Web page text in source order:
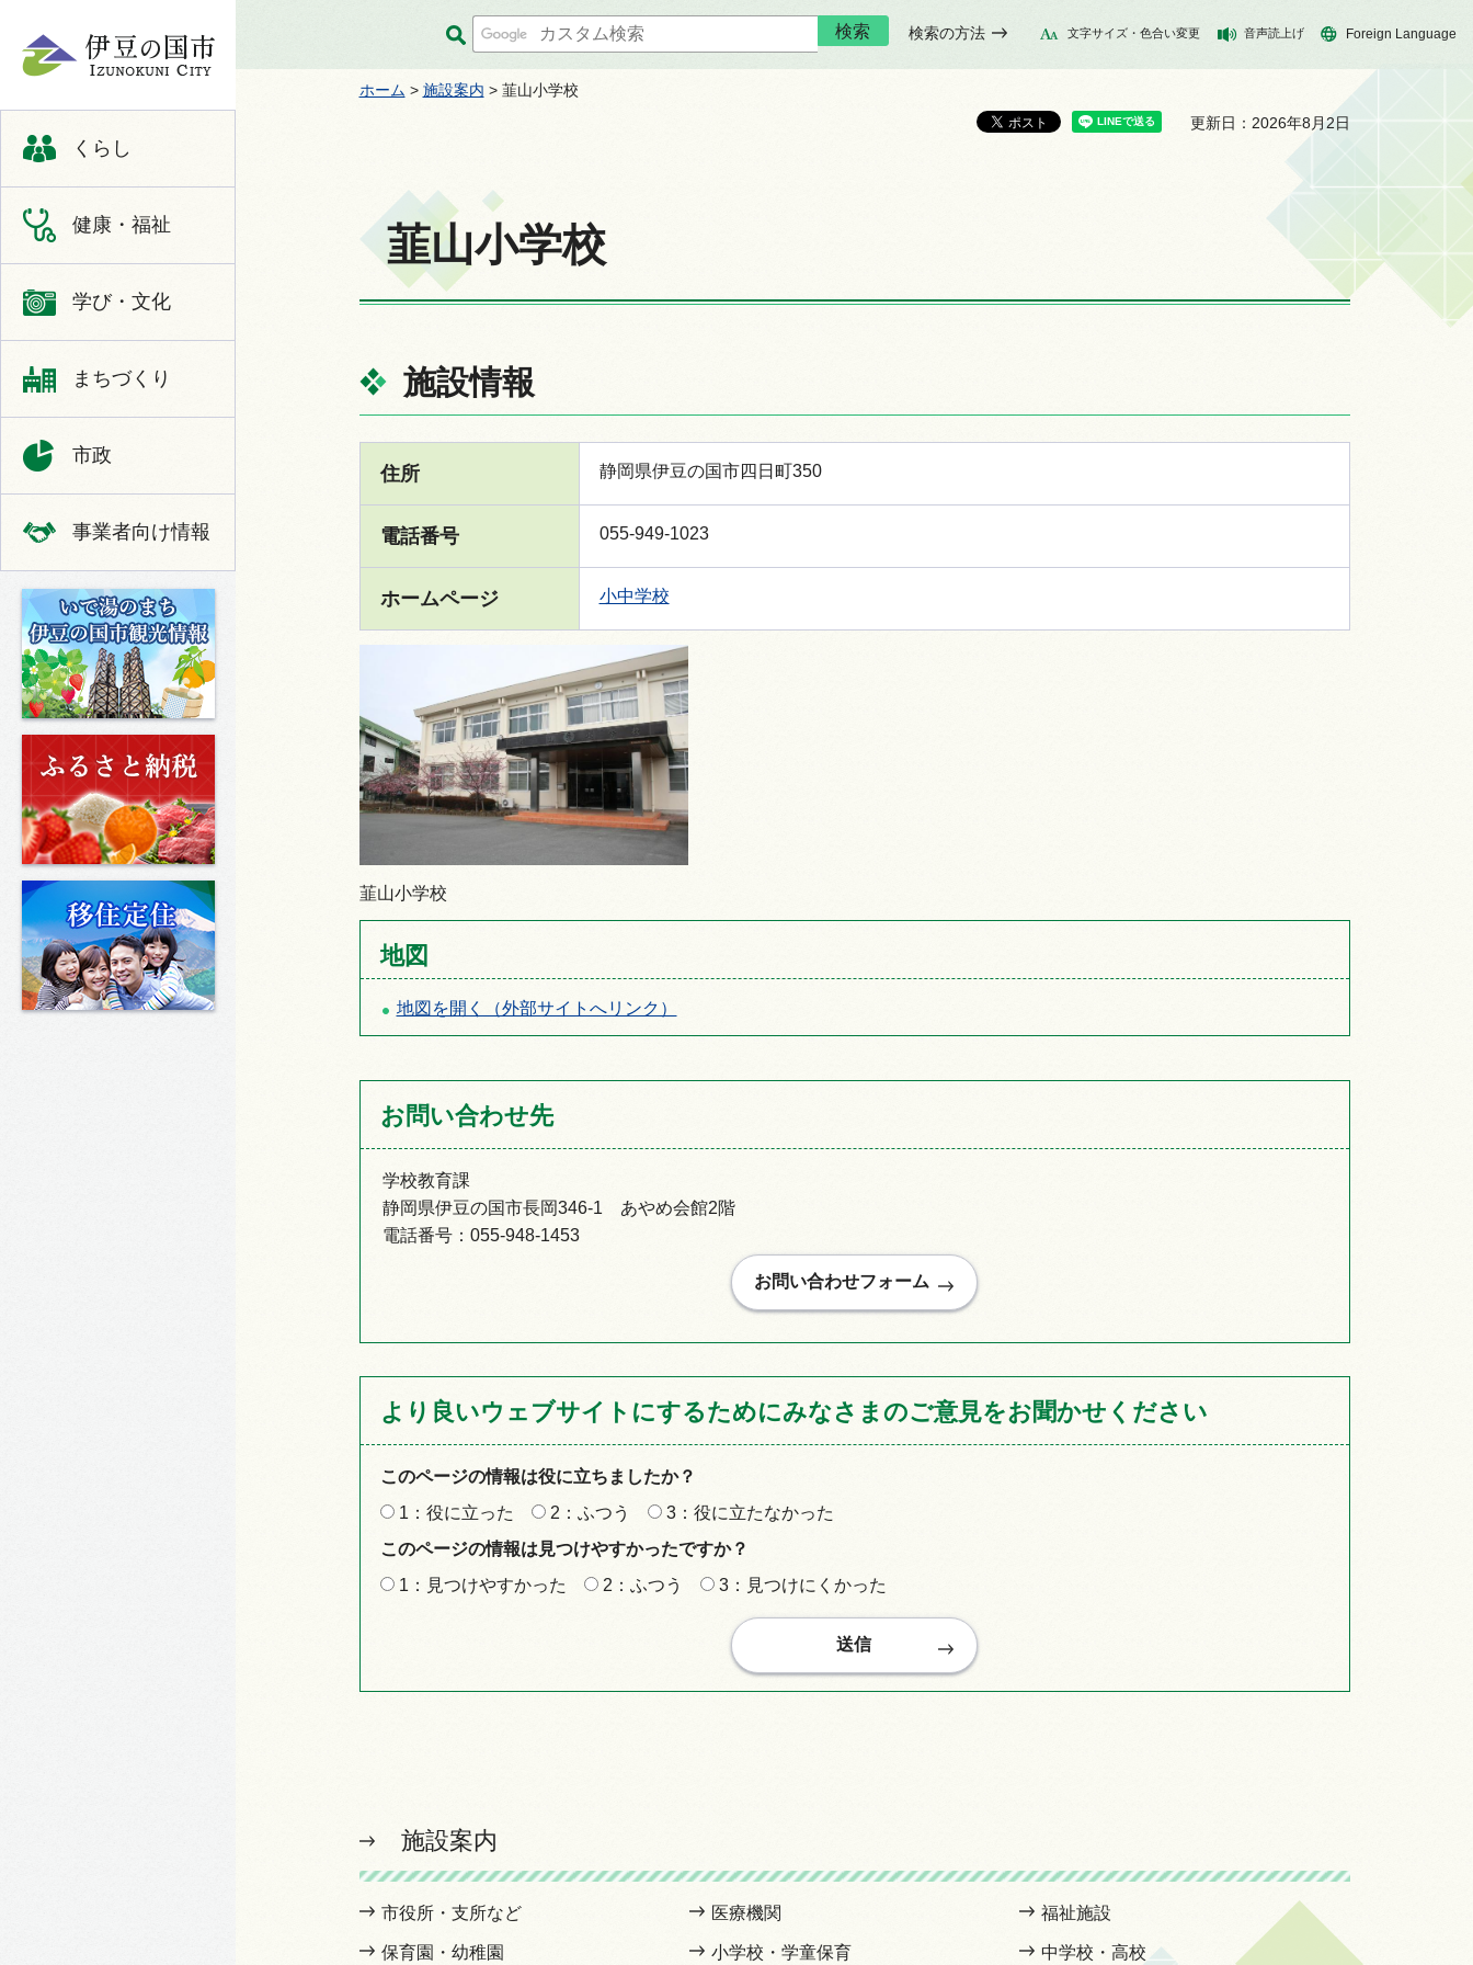
くらし
健康・福祉
学び・文化
まちづくり
市政
事業者向け情報
いで湯のまち 伊豆の国市の観光情報
検索の方法 文字サイズ・色合い変更 音声読上げ Foreign Language
ホーム > 施設案内 > 韮山小学校
更新日：2026年8月2日
韮山小学校
施設情報
住所 静岡県伊豆の国市四日町350
電話番号 055-949-1023
ホームページ 小中学校
韮山小学校
地図
地図を開く（外部サイトへリンク）
お問い合わせ先
学校教育課
静岡県伊豆の国市長岡346-1 あやめ会館2階
電話番号：055-948-1453
より良いウェブサイトにするためにみなさまのご意見をお聞かせください
このページの情報は役に立ちましたか？
1：役に立った
2：ふつう
3：役に立たなかった
このページの情報は見つけやすかったですか？
1：見つけやすかった
2：ふつう 3：見つけにくかった
施設案内
市役所・支所など 医療機関 福祉施設
保育園・幼稚園 小学校・学童保育 中学校・高校